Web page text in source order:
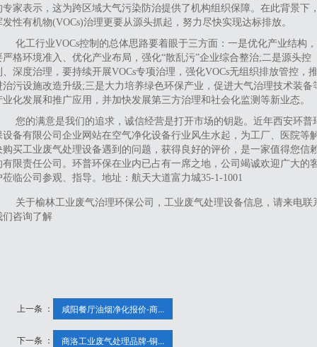
专家表示，这为跨区域大气污染防治提供了机构组织保障。在此背景下
发性有机物(VOCs)治理更要从源头抓起，努力尽快实现达标排放。
化工行业VOCs控制的总体思路要着眼于三方面：一是优化产业结构，
严格环境准入、优化产业布局，强化“散乱污”企业综合整治;二是源头控
、深度治理，要持续开展VOCs专项治理，强化VOCs无组织排放管控，
治污设施改造升级;三是大力培养绿色环保产业，促进大气治理技术装备
业化发展和推广应用，并加快发展第三方治理和社会化监测等新业态。
您的满意是我们的追求，诚信经营是打开市场的钥匙。近年西安环普
设备有限公司企业网站在空气净化设备行业风生水起，为工厂、医院等
购买工业废气处理设备遇到的问题，获得良好的评价，是一家值得您信
有限责任公司。环普环保在业内已占有一席之地，公司竭诚欢迎广大的
莅临公司参观、指导。地址：航天大道富力城35-1-1001
关于榆林工业废气治理环保公司，工业废气处理设备信息，请来电联
们咨询了解
上一条 ： 咸阳餐厅油烟净化报价-商...
下一条 ： 商洛工业废气处理品牌-铜...